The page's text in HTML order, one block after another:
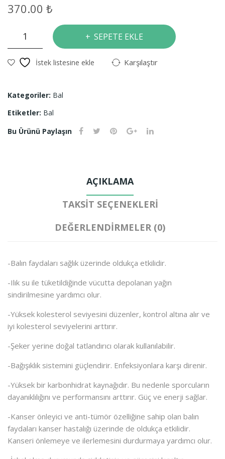
370.00 ₺
GR
SEPETE EKLE
İstek listesine ekle Karşılaştır
Kategoriler: Bal
Etiketler: Bal
Bu Ürünü Paylaşın
AÇIKLAMA
TAKSIT SEÇENEKLERI
DEĞERLENDIRMELER (0)
-Balın faydaları sağlık üzerinde oldukça etkilidir.
-Ilık su ile tüketildiğinde vücutta depolanan yağın
sindirilmesine yardımcı olur.
-Yüksek kolesterol seviyesini düzenler, kontrol altına alır ve
iyi kolesterol seviyelerini arttırır.
-Şeker yerine doğal tatlandırıcı olarak kullanılabilir.
-Bağışıklık sistemini güçlendirir. Enfeksiyonlara karşı direnir.
-Yüksek bir karbonhidrat kaynağıdır. Bu nedenle sporcuların
dayanıklılığını ve performansını arttırır. Güç ve enerji sağlar.
-Kanser önleyici ve anti-tümör özelliğine sahip olan balın
faydaları kanser hastalığı üzerinde de oldukça etkilidir.
Kanseri önlemeye ve ilerlemesini durdurmaya yardımcı olur.